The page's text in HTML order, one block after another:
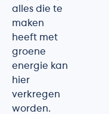
alles die te
maken
heeft met
groene
energie kan
hier
verkregen
worden.